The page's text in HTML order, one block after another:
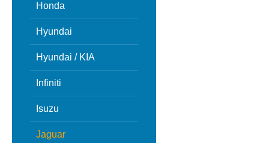
Honda
Hyundai
Hyundai / KIA
Infiniti
Isuzu
Jaguar